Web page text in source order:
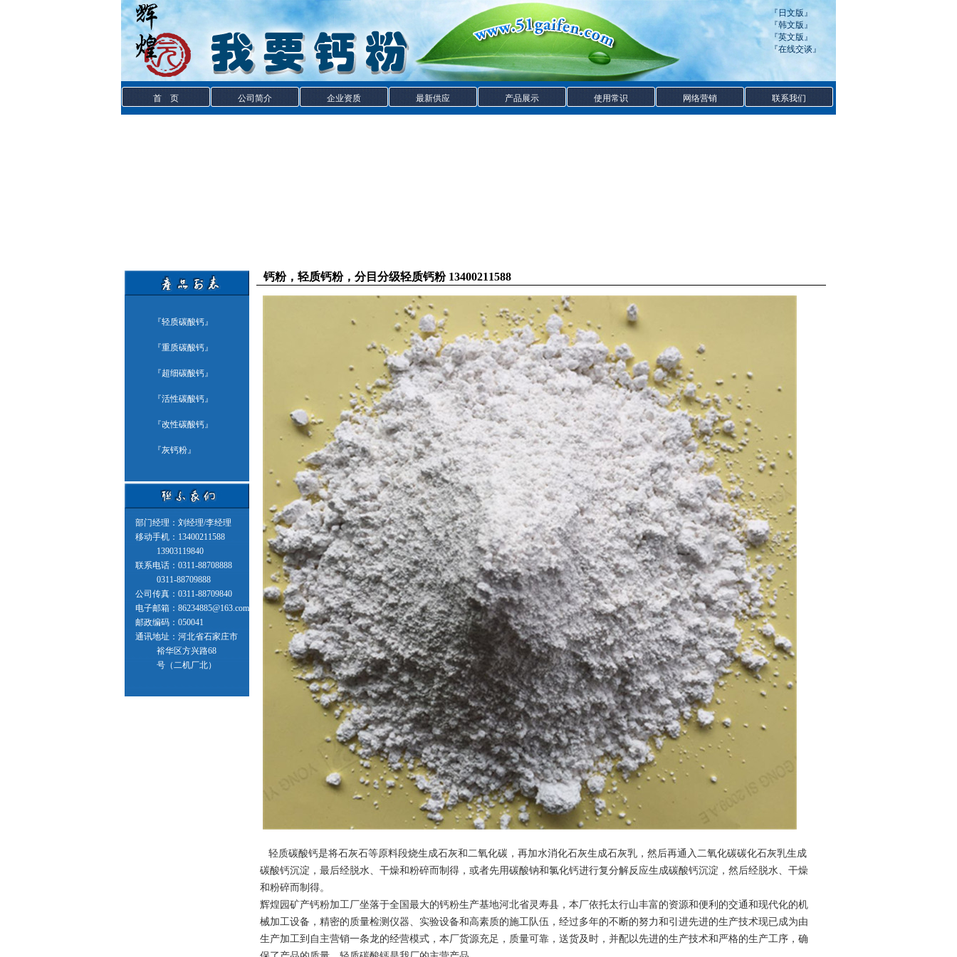
『 日文版』
『韩文版』
『英文版』
『在线交谈』
首 页 公司简介 企业资质 最新供应 产品展示 使用常识 网络营销 联系我们
『轻质碳酸钙』
『重质碳酸钙』
『超细碳酸钙』
『活性碳酸钙』
『改性碳酸钙』
『灰钙粉』
部门经理：刘经理/李经理
移动手机：13400211588
13903119840
联系电话：0311-88708888
0311-88709888
公司传真：0311-88709840
电子邮箱：86234885@163.com
邮政编码：050041
通讯地址：河北省石家庄市
裕华区方兴路68
号（二机厂北）
钙粉，轻质钙粉，分目分级轻质钙粉 13400211588
轻质碳酸钙是将石灰石等原料段烧生成石灰和二氧化碳，再加水消化石灰生成石灰乳，然后再通入二氧化碳碳化石灰乳生成
碳酸钙沉淀，最后经脱水、干燥和粉碎而制得，或者先用碳酸钠和氯化钙进行复分解反应生成碳酸钙沉淀，然后经脱水、干燥
和粉碎而制得。
辉煌园矿产钙粉加工厂坐落于全国最大的钙粉生产基地河北省灵寿县，本厂依托太行山丰富的资源和便利的交通和现代化的机
械加工设备，精密的质量检测仪器、实验设备和高素质的施工队伍，经过多年的不断的努力和引进先进的生产技术现已成为由
生产加工到自主营销一条龙的经营模式，本厂货源充足，质量可靠，送货及时，并配以先进的生产技术和严格的生产工序，确